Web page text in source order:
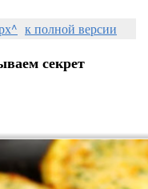
к полной версии
секрет